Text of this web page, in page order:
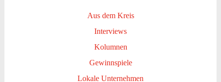
Aus dem Kreis
Interviews
Kolumnen
Gewinnspiele
Lokale Unternehmen